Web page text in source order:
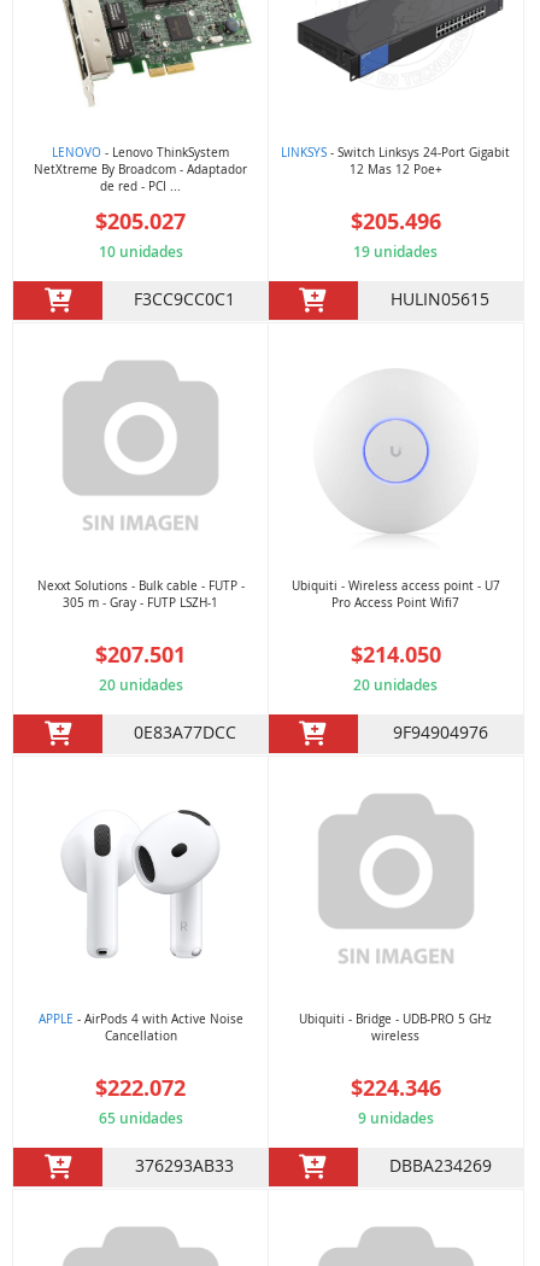
LENOVO - Lenovo ThinkSystem
NetXtreme By Broadcom - Adaptador
de red - PCI ...
$205.027
10 unidades
F3CC9CC0C1
LINKSYS - Switch Linksys 24-Port Gigabit
12 Mas 12 Poe+
$205.496
19 unidades
HULIN05615
Nexxt Solutions - Bulk cable - FUTP -
305 m - Gray - FUTP LSZH-1
$207.501
20 unidades
0E83A77DCC
Ubiquiti - Wireless access point - U7
Pro Access Point Wifi7
$214.050
20 unidades
9F94904976
APPLE - AirPods 4 with Active Noise
Cancellation
$222.072
65 unidades
376293AB33
Ubiquiti - Bridge - UDB-PRO 5 GHz
wireless
$224.346
9 unidades
DBBA234269